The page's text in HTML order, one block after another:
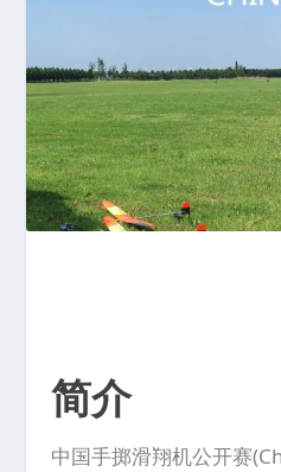
简介
中国手掷滑翔机公开赛